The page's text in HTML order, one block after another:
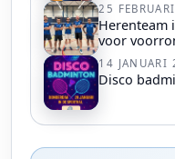
25
Herenteam
voor
14 JANUARI
Disco